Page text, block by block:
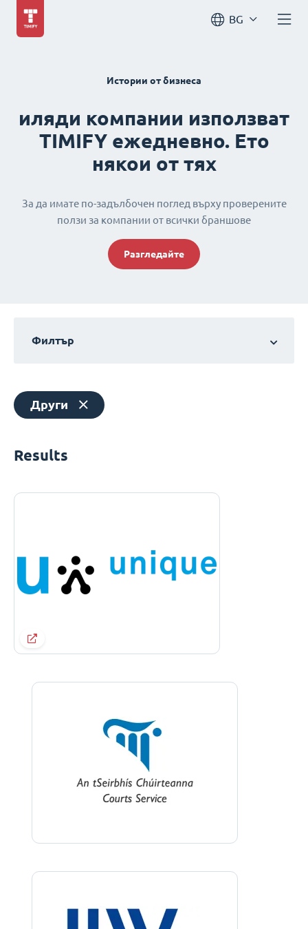
BG
Истории от бизнеса
иляди компании използват
TIMIFY ежедневно. Ето
някои от тях
За да имате по-задълбочен поглед върху проверените
ползи за компании от всички браншове
Разгледайте
Филтър
Други
Results